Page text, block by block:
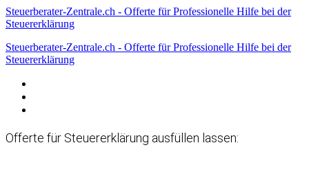
Steuerberater-Zentrale.ch - Offerte für Professionelle Hilfe bei der
Steuererklärung
Steuerberater-Zentrale.ch - Offerte für Professionelle Hilfe bei der
Steuererklärung
Offerte für Steuererklärung ausfüllen lassen: